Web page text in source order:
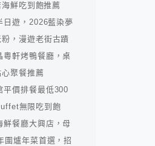
鮮吃到飽推薦
日遊，2026藍染夢
，漫遊老街古蹟
粵軒烤鴨餐廳，桌
聚餐推薦
平價排餐最低300
無限吃到飽
鮮餐廳大興店，母
圍爐年菜首選，招